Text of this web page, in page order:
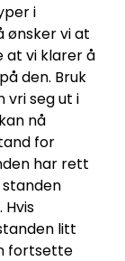
i
ønsker vi at
at vi klarer å
den. Bruk
vri seg ut i
nå
for
har rett
Hvis
litt
fortsette